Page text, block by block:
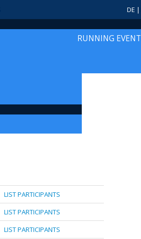
DE |
RUNNING EVENT
LIST PARTICIPANTS
LIST PARTICIPANTS
LIST PARTICIPANTS